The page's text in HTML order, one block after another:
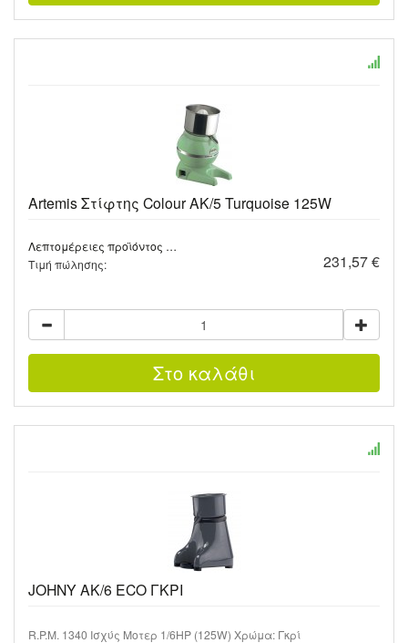
Artemis Στίφτης Colour AK/5 Turquoise 125W
Λεπτομέρειες προϊόντος …
Τιμή πώλησης:
231,57 €
JOHNY AK/6 ECO ΓΚΡΙ
R.P.M. 1340 Ισχύς Μοτερ 1/6HP (125W) Χρώμα: Γκρί